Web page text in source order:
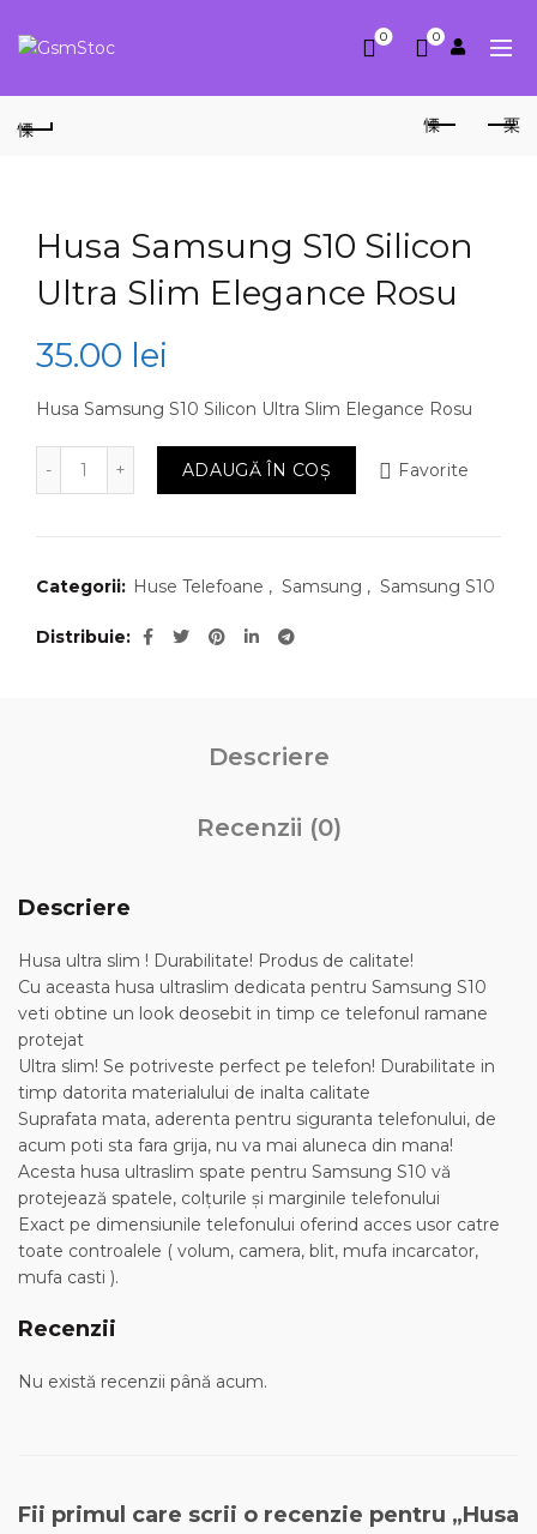
0 0
Husa Samsung S10 Silicon
Ultra Slim Elegance Rosu
35.00 lei
Husa Samsung S10 Silicon Ultra Slim Elegance Rosu
Cantitate Husa Samsung S10 Silicon Ultra Slim
ADAUGĂ ÎN COȘ Favorite
Categorii: Huse Telefoane , Samsung , Samsung S10
Distribuie
Descriere
Recenzii (0)
Descriere
Husa ultra slim ! Durabilitate! Produs de calitate!
Cu aceasta husa ultraslim dedicata pentru Samsung S10
veti obtine un look deosebit in timp ce telefonul ramane
protejat
Ultra slim! Se potriveste perfect pe telefon! Durabilitate in
timp datorita materialului de inalta calitate
Suprafata mata, aderenta pentru siguranta telefonului, de
acum poti sta fara grija, nu va mai aluneca din mana!
Acesta husa ultraslim spate pentru Samsung S10 vă
protejează spatele, colţurile şi marginile telefonului
Exact pe dimensiunile telefonului oferind acces usor catre
toate controalele ( volum, camera, blit, mufa incarcator,
mufa casti ).
Recenzii
Nu există recenzii până acum.
Fii primul care scrii o recenzie pentru „Husa